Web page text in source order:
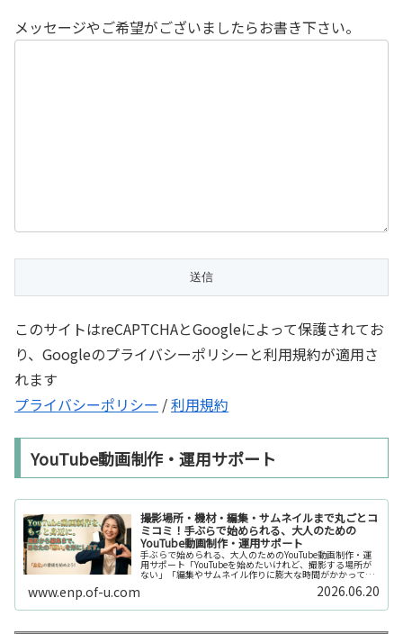
メッセージやご希望がございましたらお書き下さい。
このサイトはreCAPTCHAとGoogleによって保護されてお
り、Googleのプライバシーポリシーと利用規約が適用さ
れます
プライバシーポリシー /利用規約
YouTube動画制作・運用サポート
撮影場所・機材・編集・サムネイルまで丸ごとコ
ミコミ！手ぶらで始められる、大人のための
YouTube動画制作・運用サポート
手ぶらで始められる、大人のためのYouTube動画制作・運
用サポート「YouTubeを始めたいけれど、撮影する場所が
ない」「編集やサムネイル作りに膨大な時間がかかって長
続きしない」「機材を揃えるだけで何万円もかかってしま
www.enp.of-u.com 2026.06.20